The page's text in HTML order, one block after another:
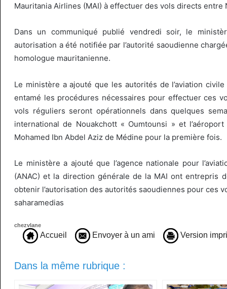
Mauritania Airlines (MAI) à effectuer des vols directs entre
Dans un communiqué publié vendredi soir, le
autorisation a été notifiée par l’autorité saoudienne
homologue mauritanienne.
Le ministère a ajouté que les autorités de l’aviation
entamé les procédures nécessaires pour effectuer ces
vols réguliers seront opérationnels dans quelques
international de Nouakchott « Oumtounsi » et l’aéroport
Mohamed Ibn Abdel Aziz de Médine pour la première fois.
Le ministère a ajouté que l’agence nationale pour
(ANAC) et la direction générale de la MAI ont entrepris
obtenir l’autorisation des autorités saoudiennes pour ces
saharamedias
chezvlane
Accueil Envoyer à un ami Version
Dans la même rubrique :